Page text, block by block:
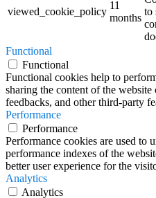
viewed_cookie_policy
11
months
to
Functional
Functional
Functional cookies help to
sharing the content of the
feedbacks, and other third-party
Performance
Performance
Performance cookies are used to
performance indexes of the
better user experience for the
Analytics
Analytics